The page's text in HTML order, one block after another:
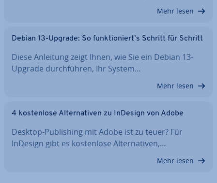
Mehr lesen
Debian 13-Upgrade: So funk­tio­niert’s Schritt für Schritt
Diese Anleitung zeigt Ihnen, wie Sie ein Debian 13-
Upgrade durch­füh­ren, Ihr System…
Mehr lesen
4 kos­ten­lo­se Al­ter­na­ti­ven zu InDesign von Adobe
Desktop-Pu­bli­shing mit Adobe ist zu teuer? Für
InDesign gibt es kos­ten­lo­se Al­ter­na­ti­ven,…
Mehr lesen